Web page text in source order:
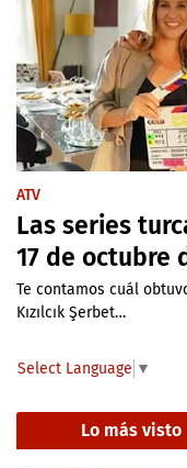
ATV
Las series
17 de octubre
Te contamos cuál
Kızılcık Şerbet…
Select Language ▼
Lo más visto